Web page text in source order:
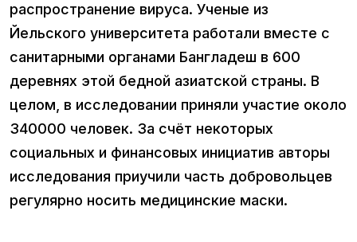
распространение вируса. Ученые из
Йельского университета работали вместе с
санитарными органами Бангладеш в 600
деревнях этой бедной азиатской страны. В
целом, в исследовании приняли участие около
340000 человек. За счёт некоторых
социальных и финансовых инициатив авторы
исследования приучили часть добровольцев
регулярно носить медицинские маски.